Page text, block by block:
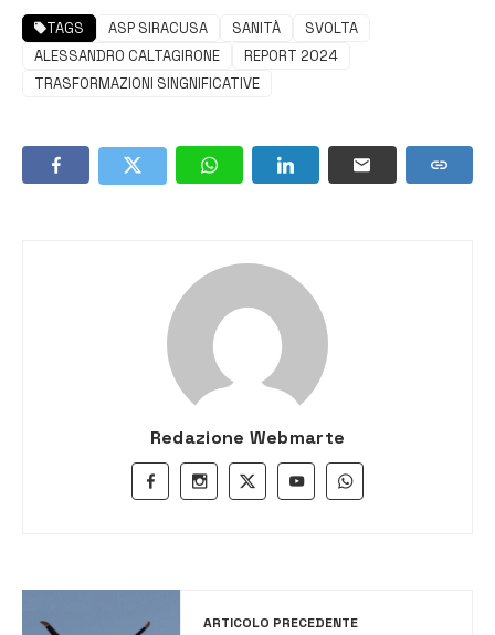
TAGS ASP SIRACUSA SANITÀ
SVOLTA
ALESSANDRO CALTAGIRONE
REPORT 2024
TRASFORMAZIONI SINGNIFICATIVE
Redazione Webmarte
ARTICOLO PRECEDENTE